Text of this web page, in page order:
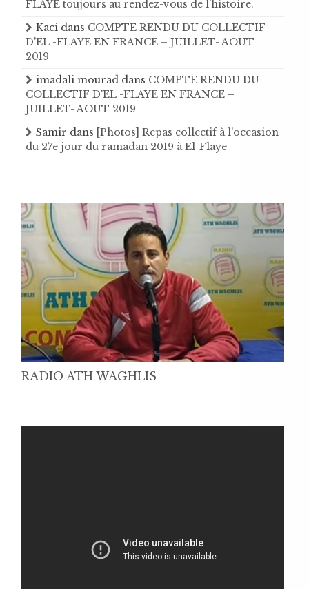
FLAYE toujours au rendez-vous de l’histoire .
Kaci dans COMPTE RENDU DU COLLECTIF
D'EL -FLAYE EN FRANCE – JUILLET- AOUT
2019
imadali mourad dans COMPTE RENDU DU
COLLECTIF D'EL -FLAYE EN FRANCE –
JUILLET- AOUT 2019
Samir dans [Photos] Repas collectif à l'occasion
du 27e jour du ramadan 2019 à El-Flaye
RADIO ATH WAGHLIS